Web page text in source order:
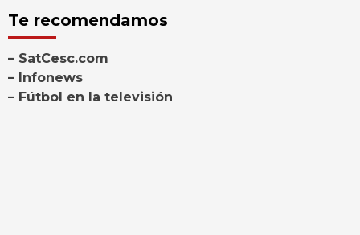
Te recomendamos
– SatCesc.com
– Infonews
– Fútbol en la televisión